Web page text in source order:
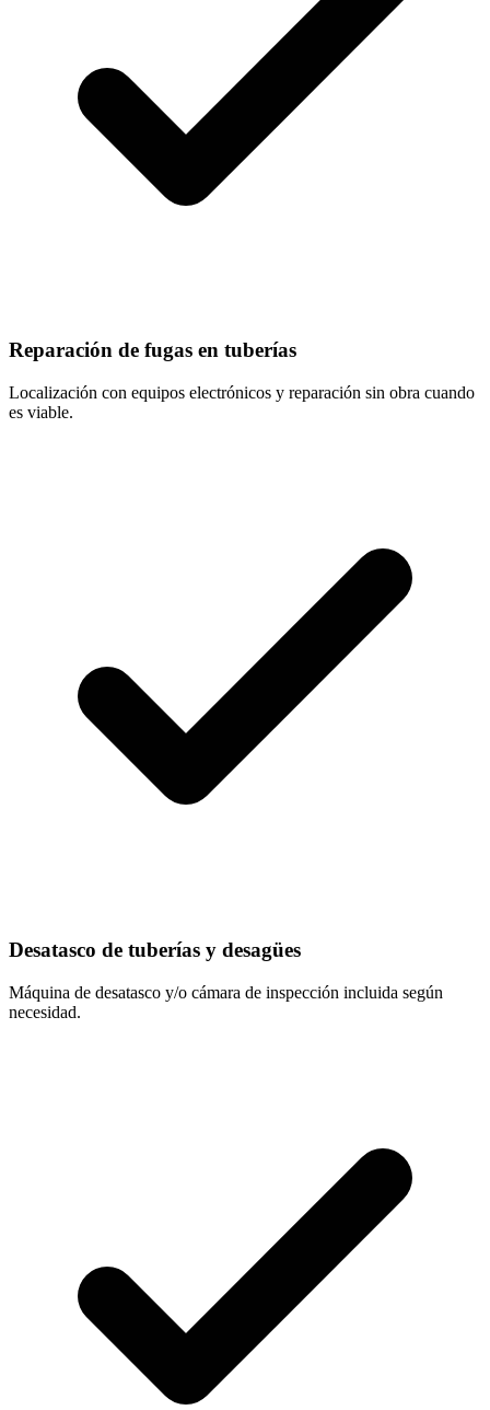
Reparación de fugas en tuberías
Localización con equipos electrónicos y reparación sin obra cuando
es viable.
Desatasco de tuberías y desagües
Máquina de desatasco y/o cámara de inspección incluida según
necesidad.